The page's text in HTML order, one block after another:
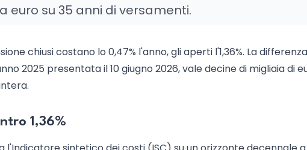
euro su 35 anni di versamenti.
chiusi costano lo 0,47% l'anno, gli aperti l'1,36%. La
2025 presentata il 10 giugno 2026, vale decine di migliaia di
1,36%